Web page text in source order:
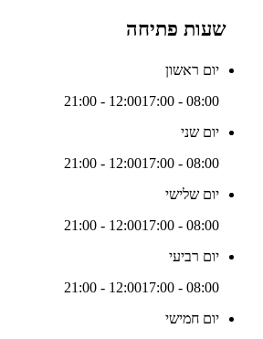
שעות פתיחה
יום ראשון
08:00 - 12:00
17:00 - 21:00
יום שני
08:00 - 12:00
17:00 - 21:00
יום שלישי
08:00 - 12:00
17:00 - 21:00
יום רביעי
08:00 - 12:00
17:00 - 21:00
יום חמישי